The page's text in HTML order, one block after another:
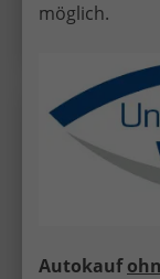
Volkswagen
"Coast"
Parksensoren
möglich.
Autokauf